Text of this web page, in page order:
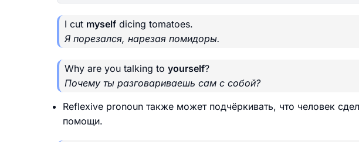
I cut myself dicing tomatoes.
Я порезался, нарезая помидоры.
Why are you talking to yourself?
Почему ты разговариваешь сам с собой?
Reflexive pronoun также может подчёркивать, что человек
помощи.